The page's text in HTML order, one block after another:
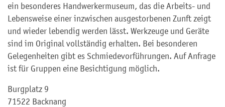
ein besonderes Handwerkermuseum, das die Arbeits- und
Lebensweise einer inzwischen ausgestorbenen Zunft zeigt
und wieder lebendig werden lässt. Werkzeuge und Geräte
sind im Original vollständig erhalten. Bei besonderen
Gelegenheiten gibt es Schmiedevorführungen. Auf Anfrage
ist für Gruppen eine Besichtigung möglich.
Burgplatz 9
71522 Backnang